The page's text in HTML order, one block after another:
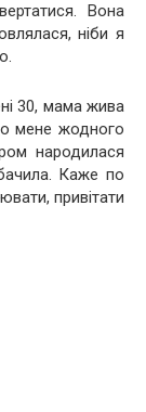
Вона
ніби я
30, мама жива
мене жодного
народилася
Каже по
привітати